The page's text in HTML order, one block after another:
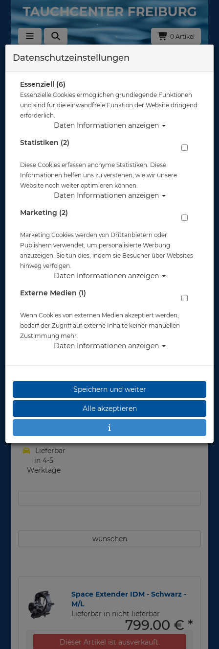
0 Artikel
Zurück
Space Extender IDM - w/int 2nd stage -
surface air valve - hose
Artikelnr.: or-02510master
Herstellerpreis: 950,81 €
799,00 €
Lieferbar
in 4-5
Werktage
wünschen
Space Extender IDM - Schwarz -
M/L
Lieferbar in nicht lieferbar
799,00 € *
Dieser Artikel ist ausverkauft.
Datenschutzeinstellungen
Essenziell (6)
Essenzielle Cookies ermöglichen grundlegende Funktionen
und sind für die einwandfreie Funktion der Website dringend
erforderlich.
Daten Informationen anzeigen
Statistiken (2)
Diese Cookies erfassen anonyme Statistiken. Diese
Informationen helfen uns zu verstehen, wie wir unsere
Website noch weiter optimieren können.
Daten Informationen anzeigen
Marketing (2)
Marketing Cookies werden von Drittanbietern oder
Publishern verwendet, um personalisierte Werbung
anzuzeigen. Sie tun dies, indem sie Besucher über Websites
hinweg verfolgen.
Daten Informationen anzeigen
Externe Medien (1)
Wenn Cookies von externen Medien akzeptiert werden,
bedarf der Zugriff auf externe Inhalte keiner manuellen
Zustimmung mehr.
Daten Informationen anzeigen
Speichern und weiter
Alle akzeptieren